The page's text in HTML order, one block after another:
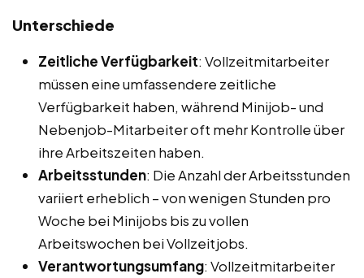
Unterschiede
Zeitliche Verfügbarkeit: Vollzeitmitarbeiter
müssen eine umfassendere zeitliche
Verfügbarkeit haben, während Minijob- und
Nebenjob-Mitarbeiter oft mehr Kontrolle über
ihre Arbeitszeiten haben.
Arbeitsstunden: Die Anzahl der Arbeitsstunden
variiert erheblich – von wenigen Stunden pro
Woche bei Minijobs bis zu vollen
Arbeitswochen bei Vollzeitjobs.
Verantwortungsumfang: Vollzeitmitarbeiter